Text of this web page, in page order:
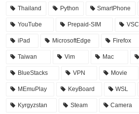
Thailand Python SmartPhone
YouTube Prepaid-SIM
iPad MicrosoftEdge Firefox
Taiwan Vim Mac
BlueStacks VPN Movie
MEmuPlay KeyBoard WSL
Kyrgyzstan Steam Camera